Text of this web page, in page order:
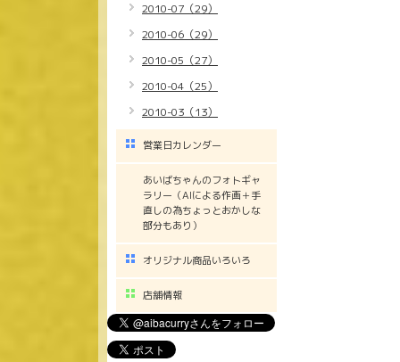
2010-07（29）
2010-06（29）
2010-05（27）
2010-04（25）
2010-03（13）
営業日カレンダー
あいばちゃんのフォトギャ
ラリー（AIによる作画＋手
直しの為ちょっとおかしな
部分もあり）
オリジナル商品いろいろ
店舗情報